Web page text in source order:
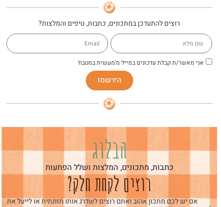
רוצים להתעדכן במתכונים, כתבות, טיפים והמלצות?
אני מאשר/ת קבלת עדכונים במייל מ'מעשית במטבח'
הירשמו
הבלוג
כתבות, מתכונים, המלצות ושלל הפתעות
רוצים לקחת חלק?
אם יש לכם מתכון אהוב ואתם רוצים לשדרג אותו תזונתית או לייעל את